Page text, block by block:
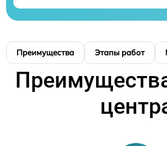
Преимущества Этапы работ